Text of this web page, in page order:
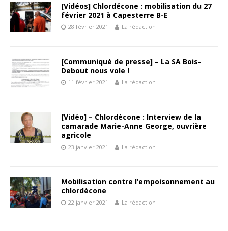
[Vidéos] Chlordécone : mobilisation du 27
février 2021 à Capesterre B-E
28 février 2021 La rédaction
[Communiqué de presse] – La SA Bois-
Debout nous vole !
11 février 2021 La rédaction
[Vidéo] – Chlordécone : Interview de la
camarade Marie-Anne George, ouvrière
agricole
23 janvier 2021 La rédaction
Mobilisation contre l’empoisonnement au
chlordécone
22 janvier 2021 La rédaction